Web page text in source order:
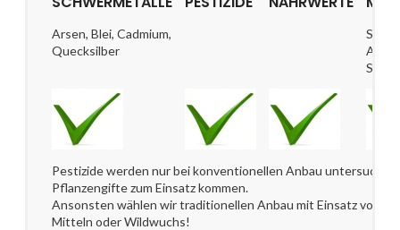
Arsen, Blei, Cadmium,
Quecksilber
Pestizide werden nur bei konventionellen Anbau untersucht,
Pflanzengifte zum Einsatz kommen.
Ansonsten wählen wir traditionellen Anbau mit Einsatz von
Mitteln oder Wildwuchs!